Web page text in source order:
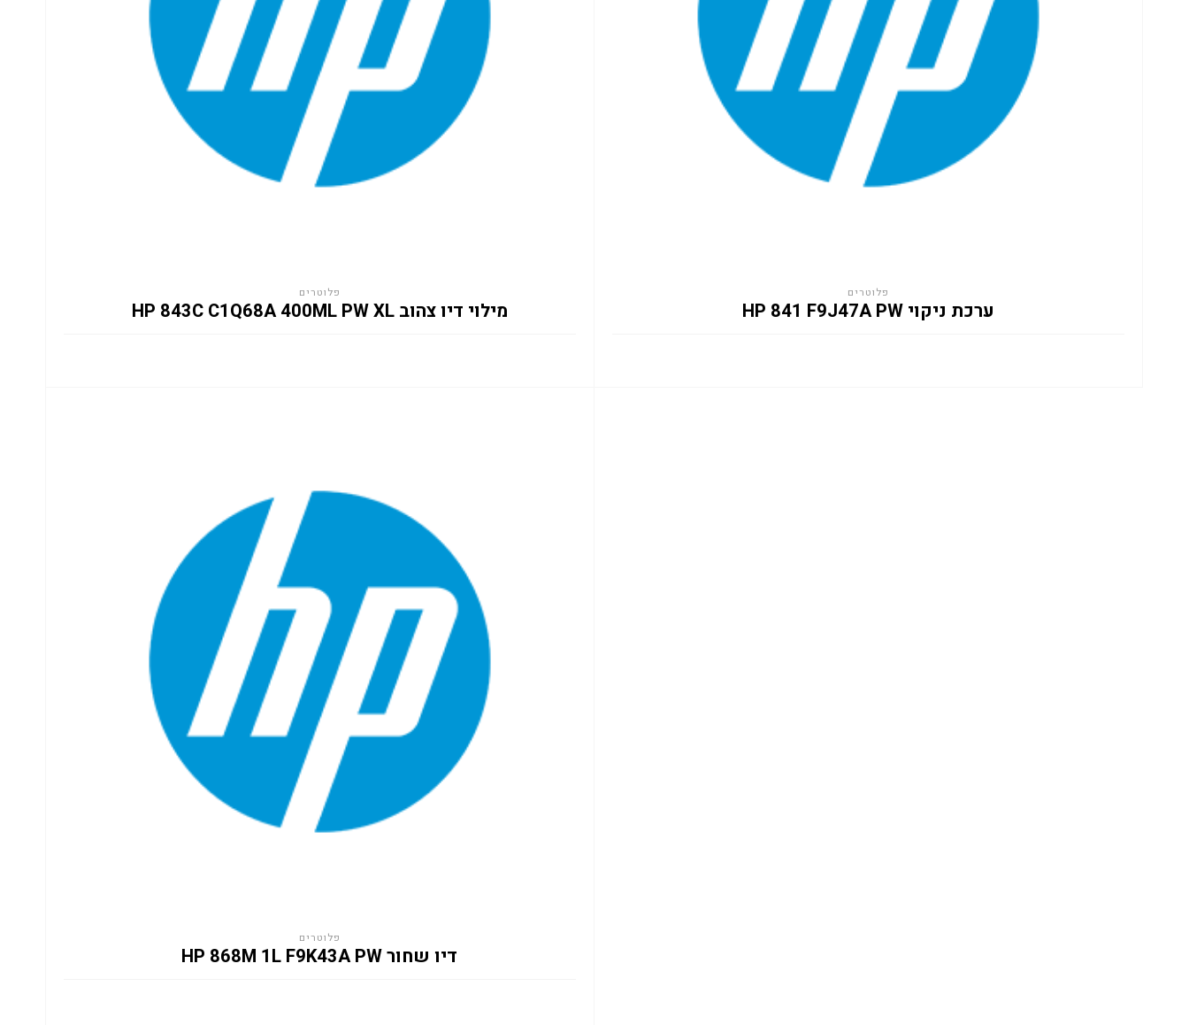
פלוטרים
מילוי דיו צהוב HP 843C C1Q68A 400ML PW XL
פלוטרים
ערכת ניקוי HP 841 F9J47A PW
פלוטרים
דיו שחור HP 868M 1L F9K43A PW